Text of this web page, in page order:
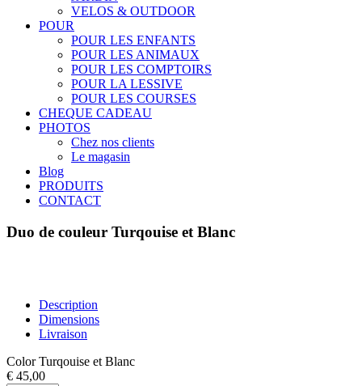
VELOS & OUTDOOR
POUR
POUR LES ENFANTS
POUR LES ANIMAUX
POUR LES COMPTOIRS
POUR LA LESSIVE
POUR LES COURSES
CHEQUE CADEAU
PHOTOS
Chez nos clients
Le magasin
Blog
PRODUITS
CONTACT
Duo de couleur Turqouise et Blanc
Description
Dimensions
Livraison
Color Turqouise et Blanc
€ 45,00